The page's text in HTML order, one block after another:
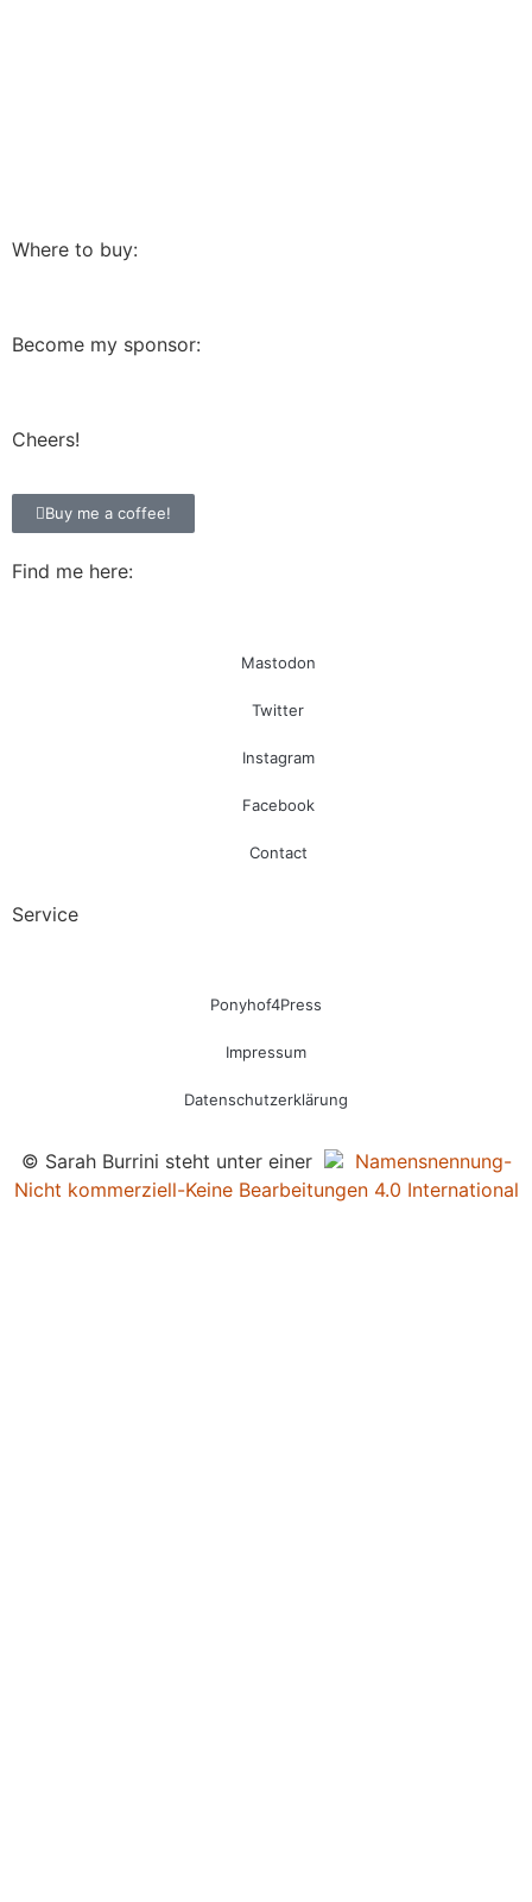
Where to buy:
Become my sponsor:
Cheers!
Buy me a coffee!
Find me here:
Mastodon
Twitter
Instagram
Facebook
Contact
Service
Ponyhof4Press
Impressum
Datenschutzerklärung
© Sarah Burrini steht unter einer
Namensnennung-
Nicht kommerziell-Keine Bearbeitungen 4.0 International